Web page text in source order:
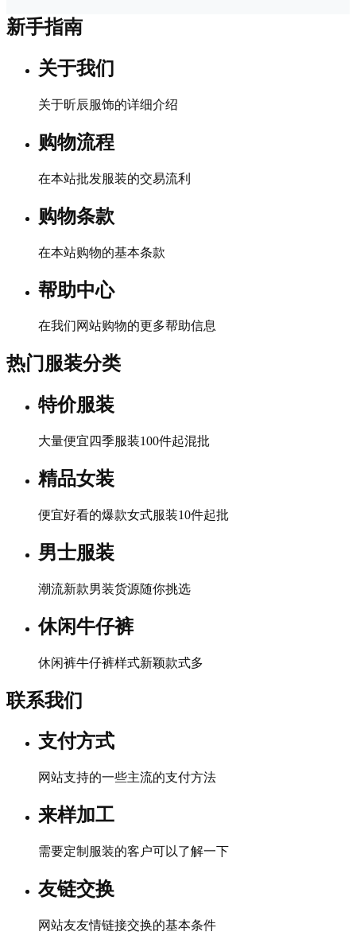
新手指南
关于我们
关于昕辰服饰的详细介绍
购物流程
在本站批发服装的交易流利
购物条款
在本站购物的基本条款
帮助中心
在我们网站购物的更多帮助信息
热门服装分类
特价服装
大量便宜四季服装100件起混批
精品女装
便宜好看的爆款女式服装10件起批
男士服装
潮流新款男装货源随你挑选
休闲牛仔裤
休闲裤牛仔裤样式新颖款式多
联系我们
支付方式
网站支持的一些主流的支付方法
来样加工
需要定制服装的客户可以了解一下
友链交换
网站友友情链接交换的基本条件